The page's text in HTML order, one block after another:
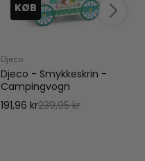
KØB
Djeco
Djeco - Smykkeskrin -
Campingvogn
191,96 kr239,95 kr